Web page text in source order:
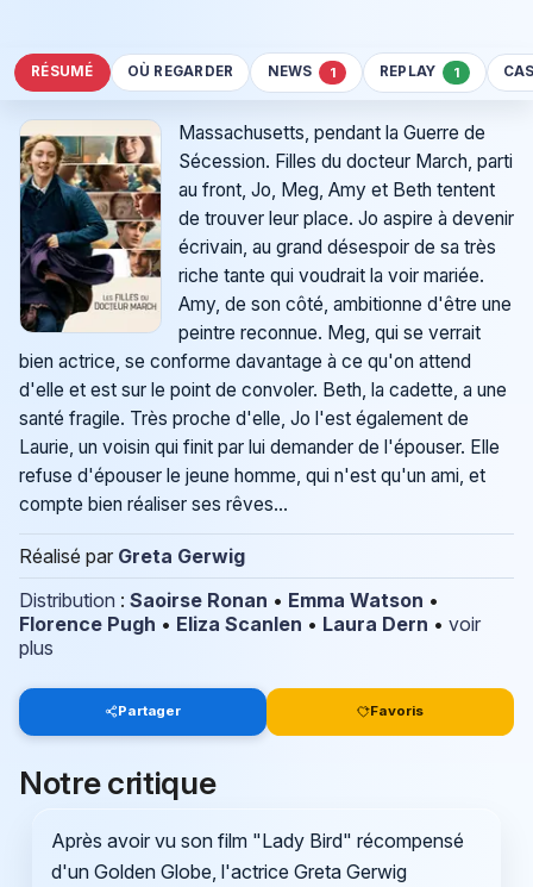
RÉSUMÉ OÙ REGARDER NEWS 1 REPLAY 1
Massachusetts, pendant la Guerre de
Sécession. Filles du docteur March, parti
au front, Jo, Meg, Amy et Beth tentent
de trouver leur place. Jo aspire à devenir
écrivain, au grand désespoir de sa très
riche tante qui voudrait la voir mariée.
Amy, de son côté, ambitionne d'être une
peintre reconnue. Meg, qui se verrait
bien actrice, se conforme davantage à ce qu'on attend
d'elle et est sur le point de convoler. Beth, la cadette, a une
santé fragile. Très proche d'elle, Jo l'est également de
Laurie, un voisin qui finit par lui demander de l'épouser. Elle
refuse d'épouser le jeune homme, qui n'est qu'un ami, et
compte bien réaliser ses rêves...
Réalisé par Greta Gerwig
Distribution : Saoirse Ronan • Emma Watson •
Florence Pugh • Eliza Scanlen • Laura Dern • voir
plus
Partager Favoris
Notre critique
Après avoir vu son film "Lady Bird" récompensé
d'un Golden Globe, l'actrice Greta Gerwig